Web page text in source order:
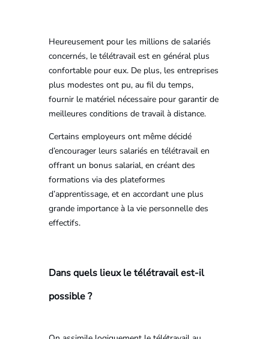
Heureusement pour les millions de salariés
concernés, le télétravail est en général plus
confortable pour eux. De plus, les entreprises
plus modestes ont pu, au fil du temps,
fournir le matériel nécessaire pour garantir de
meilleures conditions de travail à distance.
Certains employeurs ont même décidé
d’encourager leurs salariés en télétravail en
offrant un bonus salarial, en créant des
formations via des plateformes
d’apprentissage, et en accordant une plus
grande importance à la vie personnelle des
effectifs.
Dans quels lieux le télétravail est-il
possible ?